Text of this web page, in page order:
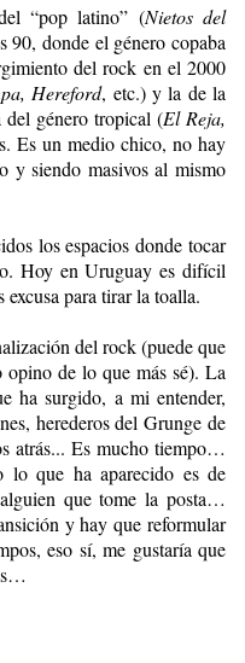
“pop latino” (Nietos del
90, donde el género copaba
del rock en el 2000
Hereford, etc.) y la de la
del género tropical (El Reja,
Es un medio chico, no hay
y siendo masivos al mismo
los espacios donde tocar
Hoy en Uruguay es difícil
para tirar la toalla.
del rock (puede que
opino de lo que más sé). La
ha surgido, a mi entender,
herederos del Grunge de
atrás... Es mucho tiempo…
lo que ha aparecido es de
que tome la posta…
y hay que reformular
eso sí, me gustaría que